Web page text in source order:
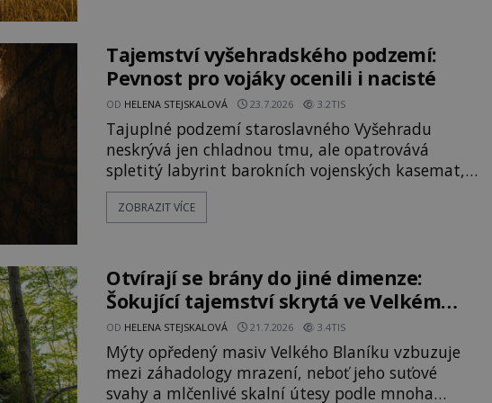
Tajemství vyšehradského podzemí:
Pevnost pro vojáky ocenili i nacisté
OD HELENA STEJSKALOVÁ 23.7.2026 3.2TIS
Tajuplné podzemí staroslavného Vyšehradu
neskrývá jen chladnou tmu, ale opatrovává
spletitý labyrint barokních vojenských kasemat,
zapomenuté chrámy a vzácné národní poklady.
Hluboko uvnitř mohutné skály nad řekou Vltavou
kterému se vážou nejstarší české mýty, ve svých
temných útrobách střeží monumentální
ZOBRAZIT VÍCE
Otvírají se brány do jiné dimenze:
Šokující tajemství skrytá ve Velkém
Blaníku
OD HELENA STEJSKALOVÁ 21.7.2026 3.4TIS
Mýty opředený masiv Velkého Blaníku vzbuzuje
mezi záhadology mrazení, neboť jeho suťové
svahy a mlčenlivé skalní útesy podle mnoha